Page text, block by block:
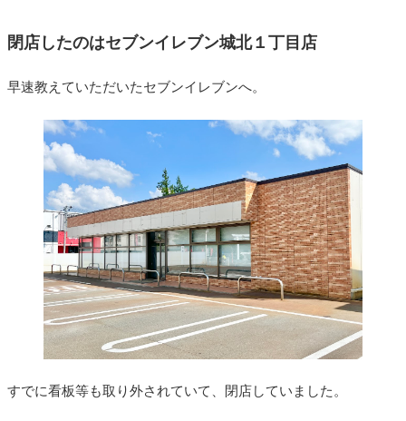
閉店したのはセブンイレブン城北１丁目店
早速教えていただいたセブンイレブンへ。
すでに看板等も取り外されていて、閉店していました。